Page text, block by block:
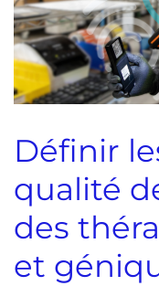
Définir
qualité
des
et